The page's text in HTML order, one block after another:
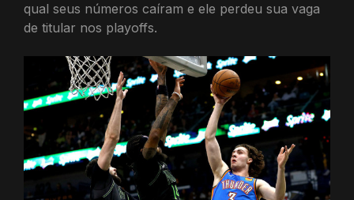
qual seus números caíram e ele perdeu sua vaga
de titular nos playoffs.